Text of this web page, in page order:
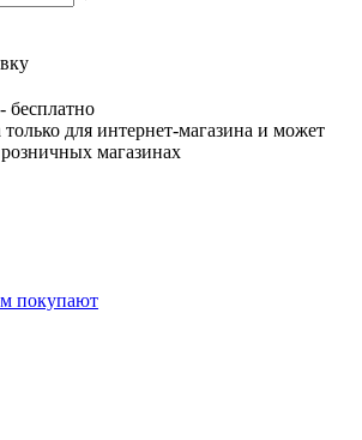
бесплатно
для интернет-магазина и может
магазинах
покупают